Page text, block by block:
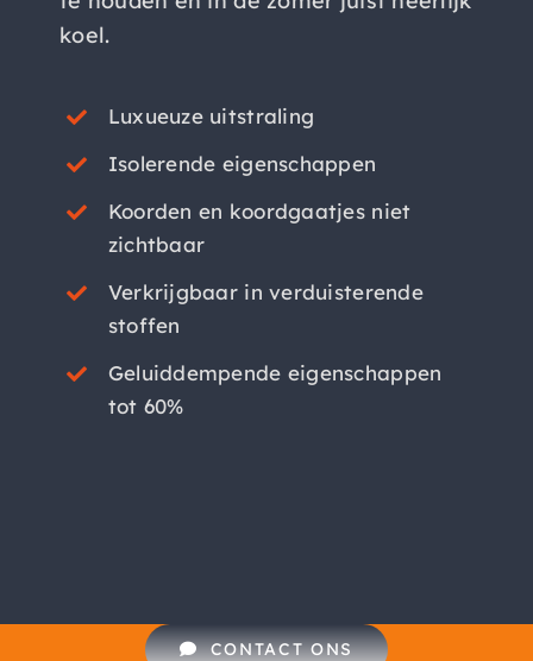
koel.
Luxueuze uitstraling
Isolerende eigenschappen
Koorden en koordgaatjes niet
zichtbaar
Verkrijgbaar in verduisterende
stoffen
Geluiddempende eigenschappen
tot 60%
CONTACT ONS